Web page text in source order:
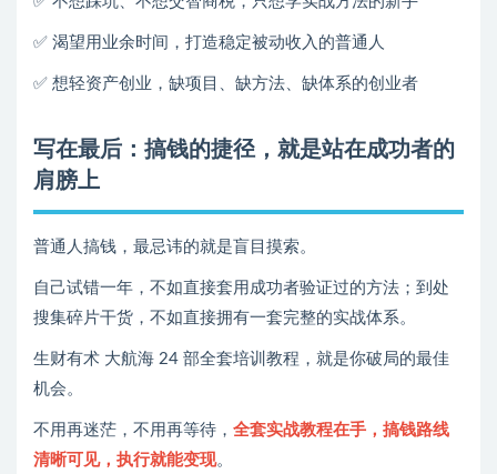
✅ 渴望用业余时间，打造稳定被动收入的普通人
✅ 想轻资产创业，缺项目、缺方法、缺体系的创业者
写在最后：搞钱的捷径，就是站在成功者的
肩膀上
普通人搞钱，最忌讳的就是盲目摸索。
自己试错一年，不如直接套用成功者验证过的方法；到处
搜集碎片干货，不如直接拥有一套完整的实战体系。
生财有术 大航海 24 部全套培训教程，就是你破局的最佳
机会。
不用再迷茫，不用再等待， 全套实战教程在手，搞钱路线
清晰可见，执行就能变现。